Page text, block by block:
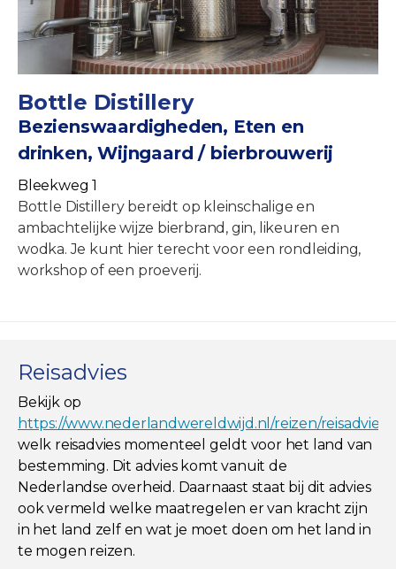
Bottle Distillery
Bezienswaardigheden, Eten en
drinken, Wijngaard / bierbrouwerij
Bleekweg 1
Bottle Distillery bereidt op kleinschalige en
ambachtelijke wijze bierbrand, gin, likeuren en
wodka. Je kunt hier terecht voor een rondleiding,
workshop of een proeverij.
Reisadvies
Bekijk op
https://www.nederlandwereldwijd.nl/reizen/
welk reisadvies momenteel geldt voor het land van
bestemming. Dit advies komt vanuit de
Nederlandse overheid. Daarnaast staat bij dit advies
ook vermeld welke maatregelen er van kracht zijn
in het land zelf en wat je moet doen om het land in
te mogen reizen.